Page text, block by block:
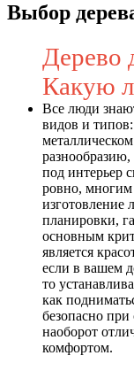
Выбор
Дерево
Какую
Все люди
видов и
под интерьер
ровно, многим
изготовление
планировки,
основным
является
если в вашем
то
как
безопасно
наоборот
комфортом.